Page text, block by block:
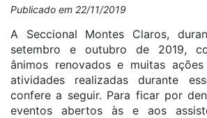
Publicado em 22/11/2019
A Seccional Montes Claros,
setembro e outubro de 2019,
ânimos renovados e muitas
atividades realizadas durante
confere a seguir. Para ficar por
eventos abertos às e aos